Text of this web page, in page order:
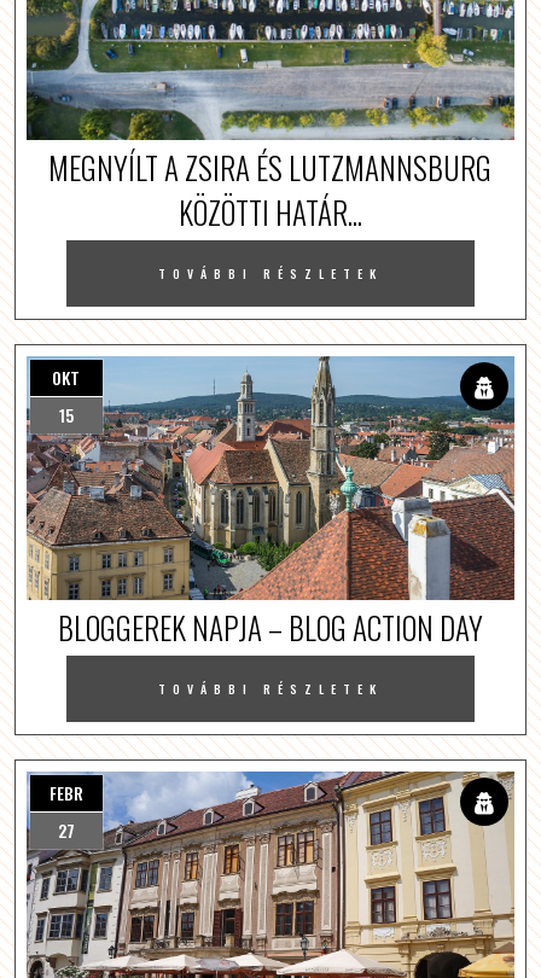
MEGNYÍLT A ZSIRA ÉS LUTZMANNSBURG
KÖZÖTTI HATÁR...
TOVÁBBI RÉSZLETEK
OKT
15
BLOGGEREK NAPJA – BLOG ACTION DAY
TOVÁBBI RÉSZLETEK
FEBR
27